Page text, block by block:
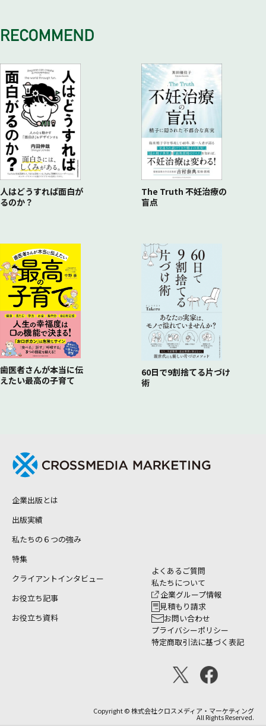
私の考える家づくりのコンセプトは
人はどうすれば面白が
るのか？
The Truth 不妊治療の
盲点
歯医者さんが本当に伝
えたい最高の子育て
60日で9割捨てる片づけ
術
企業出版とは
出版実績
私たちの６つの強み
特集
クライアントインタビュー
お役立ち記事
お役立ち資料
よくあるご質問
私たちについて
企業グループ情報
見積もり請求
お問い合わせ
プライバシーポリシー
特定商取引法に基づく表記
Copyright © 株式会社クロスメディア・マーケティング
All Rights Reserved.